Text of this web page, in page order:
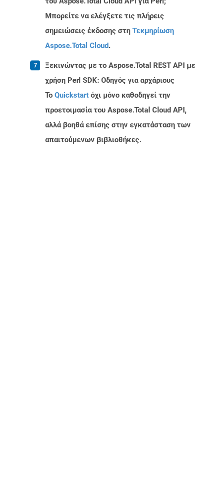
Μπορείτε να ελέγξετε τις πλήρεις
σημειώσεις έκδοσης στη Τεκμηρίωση
Aspose.Total Cloud.
Ξεκινώντας με το Aspose.Total REST API με
χρήση Perl SDK: Οδηγός για αρχάριους
Το Quickstart όχι μόνο καθοδηγεί την
προετοιμασία του Aspose.Total Cloud API,
αλλά βοηθά επίσης στην εγκατάσταση των
απαιτούμενων βιβλιοθήκες.